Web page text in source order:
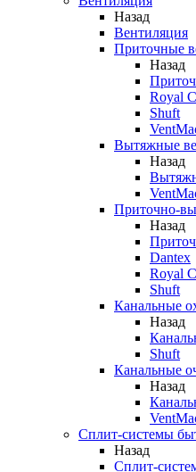
Назад
Вентиляция
Приточные
Назад
Royal
Shuft
Вытяжные
Назад
Приточно-
Назад
Dantex
Royal
Shuft
Канальные
Назад
Shuft
Канальные
Назад
Сплит-системы
Назад
Сплит-